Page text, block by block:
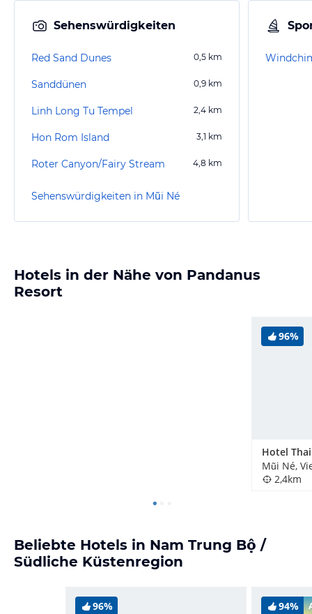
Sehenswürdigkeiten
Red Sand Dunes 0,5 km
Sanddünen 0,9 km
Linh Long Tu Tempel 2,4 km
Hon Rom Island 3,1 km
Roter Canyon/Fairy Stream 4,8 km
Sehenswürdigkeiten in Mũi Né
Hotels in der Nähe von Pandanus
Resort
96%
Mũi Né,
2,4km
Beliebte Hotels in Nam Trung Bộ /
Südliche Küstenregion
96% 94%